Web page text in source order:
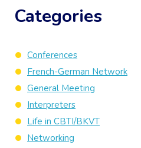
Categories
Conferences
French-German Network
General Meeting
Interpreters
Life in CBTI/BKVT
Networking